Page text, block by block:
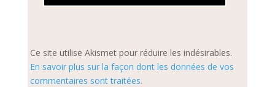
Ce site utilise Akismet pour réduire les indésirables.
En savoir plus sur la façon dont les données de vos
commentaires sont traitées.